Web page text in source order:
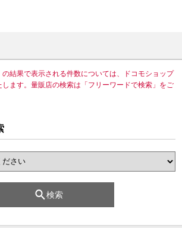
の結果で表示される件数については、ドコモショップ
ます。量販店の検索は「フリーワードで検索」をご
検索